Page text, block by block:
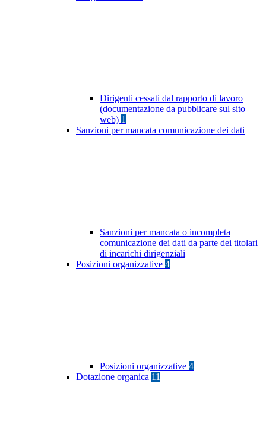
Dirigenti cessati dal rapporto di lavoro
(documentazione da pubblicare sul sito
web) 1
Sanzioni per mancata comunicazione dei dati
Sanzioni per mancata o incompleta
comunicazione dei dati da parte dei titolari
di incarichi dirigenziali
Posizioni organizzative 4
Posizioni organizzative 4
Dotazione organica 11